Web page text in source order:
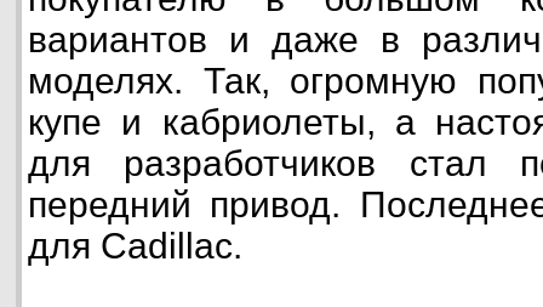
вариантов и даже в
моделях. Так, огромную
купе и кабриолеты, а
для разработчиков стал
передний привод.
для Cadillac.